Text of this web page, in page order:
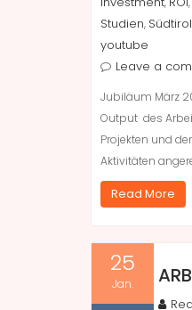
Studien, Südtirol
youtube
Leave a
Jubiläum März
Output des
Projekten und
Aktivitäten
Read More
25
Jan.